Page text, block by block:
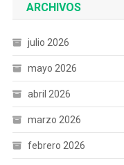
ARCHIVOS
julio 2026
mayo 2026
abril 2026
marzo 2026
febrero 2026